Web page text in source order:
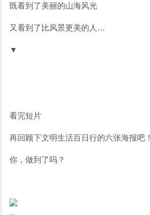
既看到了美丽的山海风光
又看到了比风景更美的人…
▼
看完短片
再回顾下文明生活百日行的六张海报吧！
你，做到了吗？